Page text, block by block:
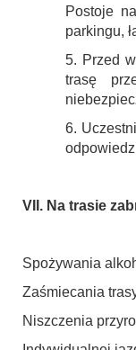
Postoje
parkingu,
5. Przed
trasę
6.
VII. Na trasie
Spożywania
Zaśmiecania
Niszczenia